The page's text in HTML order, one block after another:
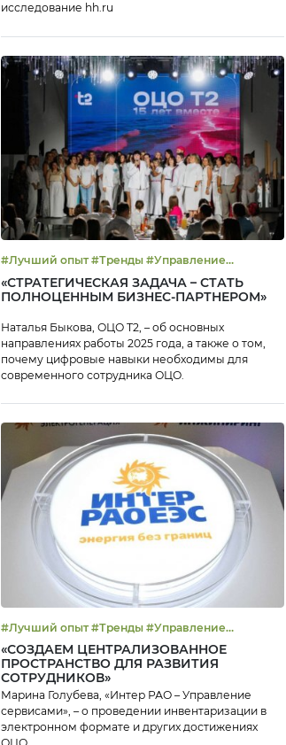
исследование hh.ru
#Лучший опыт #Тренды #Управление
эффективностью
«СТРАТЕГИЧЕСКАЯ ЗАДАЧА – СТАТЬ
ПОЛНОЦЕННЫМ БИЗНЕС-ПАРТНЕРОМ»
Наталья Быкова, ОЦО Т2, – об основных
направлениях работы 2025 года, а также о том,
почему цифровые навыки необходимы для
современного сотрудника ОЦО.
#Лучший опыт #Тренды #Управление
эффективностью
«СОЗДАЕМ ЦЕНТРАЛИЗОВАННОЕ
ПРОСТРАНСТВО ДЛЯ РАЗВИТИЯ
СОТРУДНИКОВ»
Марина Голубева, «Интер РАО – Управление
сервисами», – о проведении инвентаризации в
электронном формате и других достижениях